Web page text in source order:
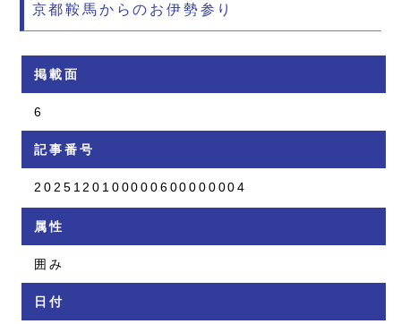
京都鞍馬からのお伊勢参り
掲載面
6
記事番号
2025120100000600000004
属性
囲み
日付